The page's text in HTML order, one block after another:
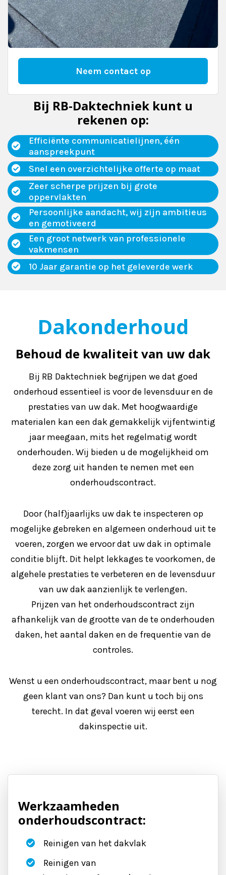
Neem contact op
Bij RB-Daktechniek kunt u
rekenen op:
Efficiënte communicatielijnen, één
aanspreekpunt
Snel een overzichtelijke offerte op maat
Zeer scherpe prijzen bij grote
oppervlakten
Persoonlijke aandacht, wij zijn ambitieus
en gemotiveerd
Een groot netwerk van professionele
vakmensen
10 Jaar garantie op het geleverde werk
Dakonderhoud
Behoud de kwaliteit van uw dak
Bij RB Daktechniek begrijpen we dat goed
onderhoud essentieel is voor de levensduur en de
prestaties van uw dak. Met hoogwaardige
materialen kan een dak gemakkelijk vijfentwintig
jaar meegaan, mits het regelmatig wordt
onderhouden. Wij bieden u de mogelijkheid om
deze zorg uit handen te nemen met een
onderhoudscontract.
Door (half)jaarlijks uw dak te inspecteren op
mogelijke gebreken en algemeen onderhoud uit te
voeren, zorgen we ervoor dat uw dak in optimale
conditie blijft. Dit helpt lekkages te voorkomen, de
algehele prestaties te verbeteren en de levensduur
van uw dak aanzienlijk te verlengen.
Prijzen van het onderhoudscontract zijn
afhankelijk van de grootte van de te onderhouden
daken, het aantal daken en de frequentie van de
controles.
Wenst u een onderhoudscontract, maar bent u nog
geen klant van ons? Dan kunt u toch bij ons
terecht. In dat geval voeren wij eerst een
dakinspectie uit.
Werkzaamheden
onderhoudscontract:
Reinigen van het dakvlak
Reinigen van